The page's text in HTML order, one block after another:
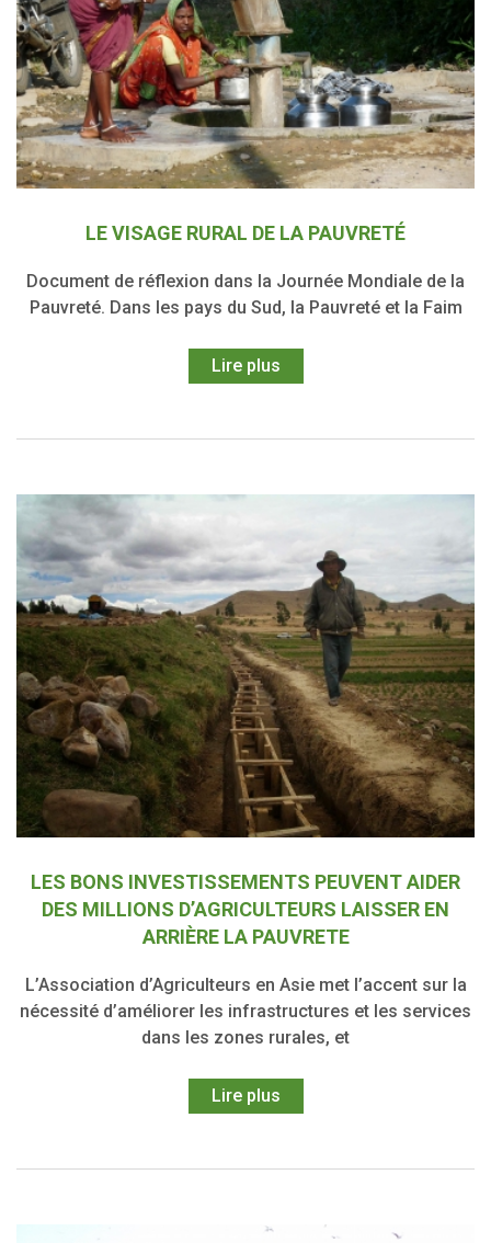
LE VISAGE RURAL DE LA PAUVRETÉ
Document de réflexion dans la Journée Mondiale de la
Pauvreté. Dans les pays du Sud, la Pauvreté et la Faim
Lire plus
LES BONS INVESTISSEMENTS PEUVENT AIDER
DES MILLIONS D’AGRICULTEURS LAISSER EN
ARRIÈRE LA PAUVRETE
L’Association d’Agriculteurs en Asie met l’accent sur la
nécessité d’améliorer les infrastructures et les services
dans les zones rurales, et
Lire plus